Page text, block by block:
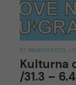
Kulturna
/31.3 –
31. MARCH 2025. |